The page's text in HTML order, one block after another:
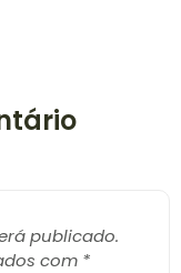
publicado.
com *